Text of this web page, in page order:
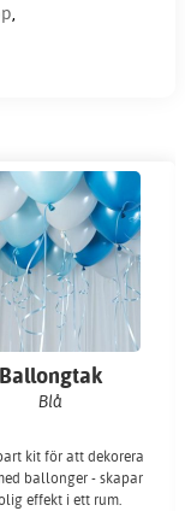
,
Ballongtak
Blå
kit för att dekorera
ballonger - skapar
effekt i ett rum.